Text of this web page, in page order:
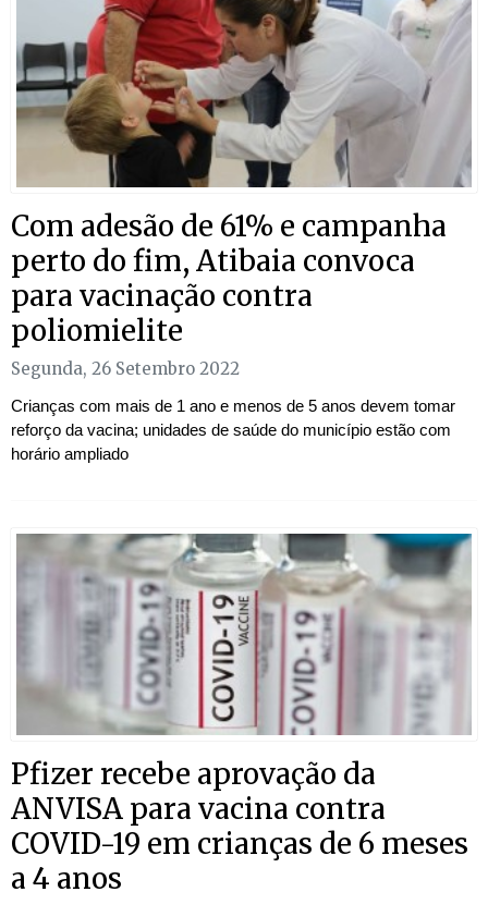
Com adesão de 61% e campanha
perto do fim, Atibaia convoca
para vacinação contra
poliomielite
Segunda, 26 Setembro 2022
Crianças com mais de 1 ano e menos de 5 anos devem tomar
reforço da vacina; unidades de saúde do município estão com
horário ampliado
Pfizer recebe aprovação da
ANVISA para vacina contra
COVID-19 em crianças de 6 meses
a 4 anos